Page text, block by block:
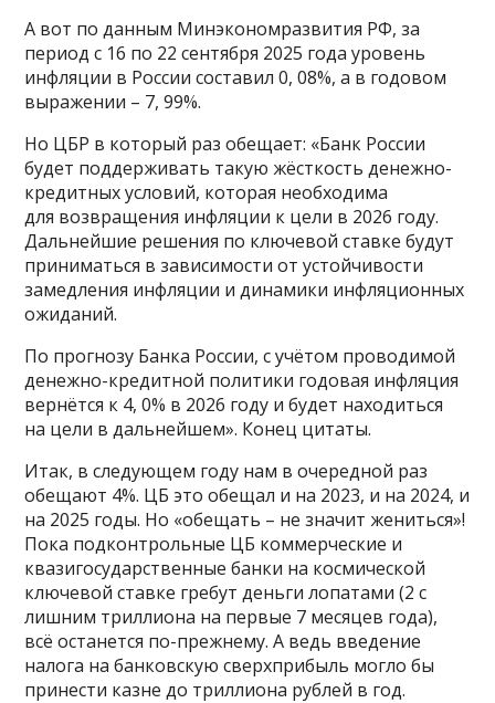
А вот по данным Минэкономразвития РФ, за
период с 16 по 22 сентября 2025 года уровень
инфляции в России составил 0, 08%, а в годовом
выражении – 7, 99%.
Но ЦБР в который раз обещает: «Банк России
будет поддерживать такую жёсткость денежно-
кредитных условий, которая необходима
для возвращения инфляции к цели в 2026 году.
Дальнейшие решения по ключевой ставке будут
приниматься в зависимости от устойчивости
замедления инфляции и динамики инфляционных
ожиданий.
По прогнозу Банка России, с учётом проводимой
денежно-кредитной политики годовая инфляция
вернётся к 4, 0% в 2026 году и будет находиться
на цели в дальнейшем». Конец цитаты.
Итак, в следующем году нам в очередной раз
обещают 4%. ЦБ это обещал и на 2023, и на 2024, и
на 2025 годы. Но «обещать – не значит жениться»!
Пока подконтрольные ЦБ коммерческие и
квазигосударственные банки на космической
ключевой ставке гребут деньги лопатами (2 с
лишним триллиона на первые 7 месяцев года),
всё останется по-прежнему. А ведь введение
налога на банковскую сверхприбыль могло бы
принести казне до триллиона рублей в год.